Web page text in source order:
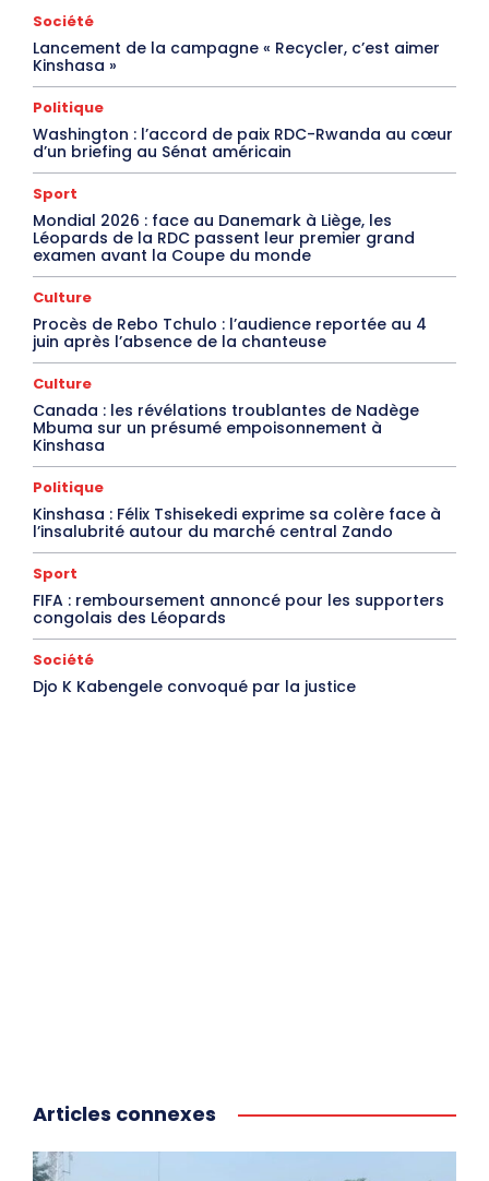
Société
Lancement de la campagne « Recycler, c’est aimer
Kinshasa »
Politique
Washington : l’accord de paix RDC-Rwanda au cœur
d’un briefing au Sénat américain
Sport
Mondial 2026 : face au Danemark à Liège, les
Léopards de la RDC passent leur premier grand
examen avant la Coupe du monde
Culture
Procès de Rebo Tchulo : l’audience reportée au 4
juin après l’absence de la chanteuse
Culture
Canada : les révélations troublantes de Nadège
Mbuma sur un présumé empoisonnement à
Kinshasa
Politique
Kinshasa : Félix Tshisekedi exprime sa colère face à
l’insalubrité autour du marché central Zando
Sport
FIFA : remboursement annoncé pour les supporters
congolais des Léopards
Société
Djo K Kabengele convoqué par la justice
Articles connexes